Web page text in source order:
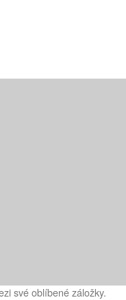
své oblíbené záložky.